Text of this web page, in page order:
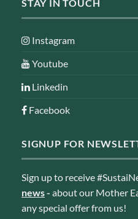
STAY IN TOUCH
Instagram
Youtube
Linkedin
Facebook
SIGNUP FOR
Sign up to receive
news- about our Mother
any special offer from us!